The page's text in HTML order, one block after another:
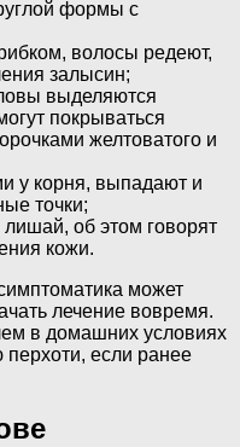
формы с
волосы редеют,
залысин;
выделяются
покрываться
желтоватого и
у корня, выпадают и
точки;
лишай, об этом говорят
кожи.
может
лечение вовремя.
в домашних условиях
если ранее